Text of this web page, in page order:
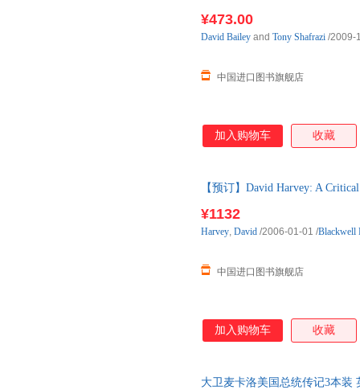
¥473.00
中国进口图书旗舰店
David Bailey and Tony Shafrazi /2009-
加入购物车 收藏
【预订】David Harvey: A
¥1132
中国进口图书旗舰店
Harvey, David /2006-01-01 /Blackwell
加入购物车 收藏
大卫麦卡洛美国总统传记3本装